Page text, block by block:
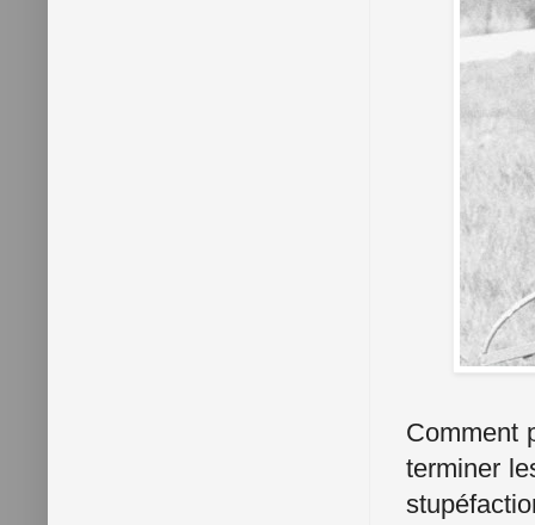
Comment
terminer